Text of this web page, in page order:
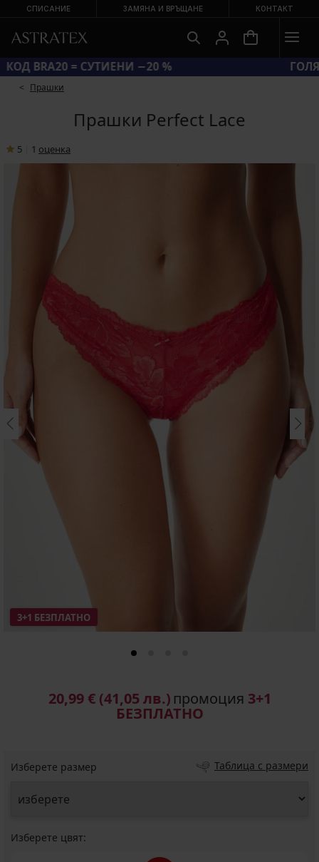
СПИСАНИЕ ЗАМЯНА И ВРЪЩАНЕ КОНТАКТ
КОД BRA20 = СУТИЕНИ −20 %
Прашки
Прашки Perfect Lace
5 1 oценка
3+1 БЕЗПЛАТНО
20,99 € (41,05 лв.) промоция 3+1
БЕЗПЛАТНО
Изберете размер Таблица с размери
Изберете цвят: